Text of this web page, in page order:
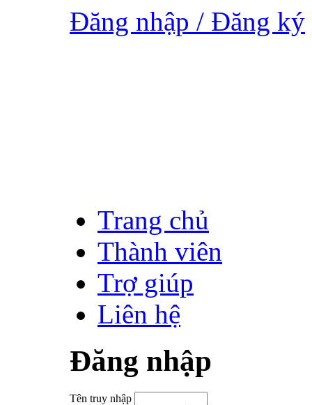
Đăng nhập / Đăng ký
Trang chủ
Thành viên
Trợ giúp
Liên hệ
Đăng nhập
Tên truy nhập